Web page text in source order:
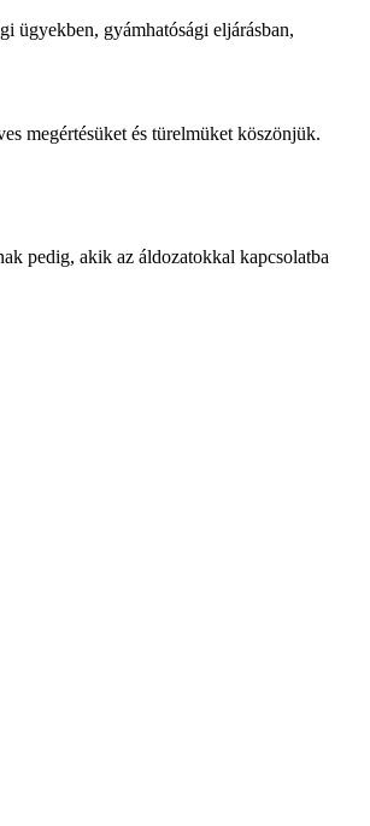
ügyekben, gyámhatósági eljárásban,
megértésüket és türelmüket köszönjük.
pedig, akik az áldozatokkal kapcsolatba